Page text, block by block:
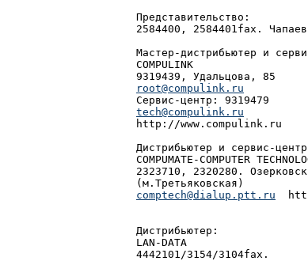
Представительство:
2584400, 2584401fax.
Мастер-дистрибьютер и
COMPULINK
root@compulink.ru
tech@compulink.ru
http://www.compulink.ru
Дистрибьютер и сервис-
COMPUMATE-COMPUTER
2323710, 2320280.
comptech@dialup.ptt.ru
Дистрибьютер:
LAN-DATA
4442101/3154/3104fax.